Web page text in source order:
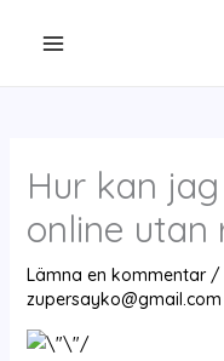
Hur kan
online utan
Lämna en kommentar /
zupersayko@gmail.com